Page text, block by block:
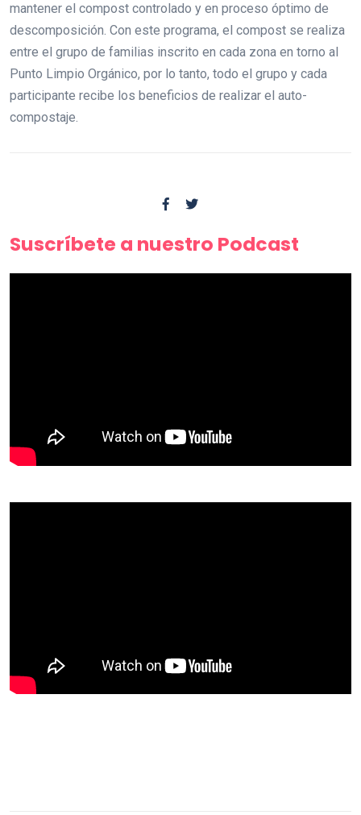
mantener el compost controlado y en proceso óptimo de
descomposición. Con este programa, el compost se realiza
entre el grupo de familias inscrito en cada zona en torno al
Punto Limpio Orgánico, por lo tanto, todo el grupo y cada
participante recibe los beneficios de realizar el auto-
compostaje.
Suscríbete a nuestro Podcast